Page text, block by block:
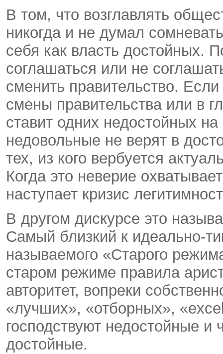
В том, что возглавлять
никогда и не думал
себя как власть достойных.
соглашаться или не
сменить правительство.
смены правительства или в
ставит одних недостойных на
недовольные не верят в
тех, из кого вербуется
Когда это неверие
наступает кризис
В другом дискурсе это
Самый близкий к идеально-
называемого «Старого
старом режиме правила
авторитет, вопреки
«лучших», «отборных»,
господствуют недостойные
достойные.